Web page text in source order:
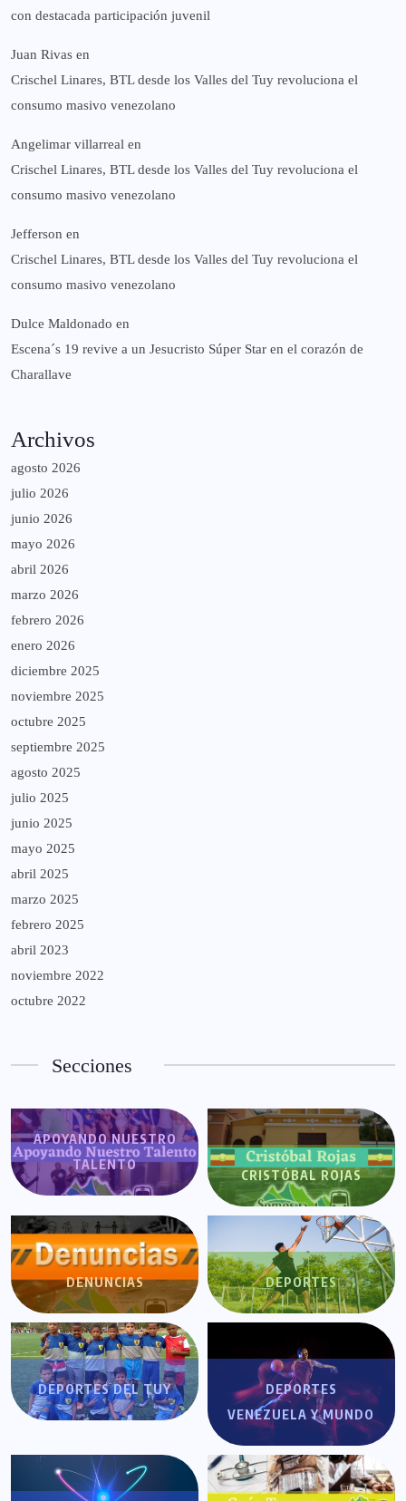
con destacada participación juvenil
Juan Rivas en
Crischel Linares, BTL desde los Valles del Tuy revoluciona el
consumo masivo venezolano
Angelimar villarreal en
Crischel Linares, BTL desde los Valles del Tuy revoluciona el
consumo masivo venezolano
Jefferson en
Crischel Linares, BTL desde los Valles del Tuy revoluciona el
consumo masivo venezolano
Dulce Maldonado en
Escena´s 19 revive a un Jesucristo Súper Star en el corazón de
Charallave
Archivos
agosto 2026
julio 2026
junio 2026
mayo 2026
abril 2026
marzo 2026
febrero 2026
enero 2026
diciembre 2025
noviembre 2025
octubre 2025
septiembre 2025
agosto 2025
julio 2025
junio 2025
mayo 2025
abril 2025
marzo 2025
febrero 2025
abril 2023
noviembre 2022
octubre 2022
Secciones
APOYANDO NUESTRO
TALENTO
CRISTÓBAL ROJAS
DENUNCIAS DEPORTES
DEPORTES DEL TUY
DEPORTES
VENEZUELA Y MUNDO